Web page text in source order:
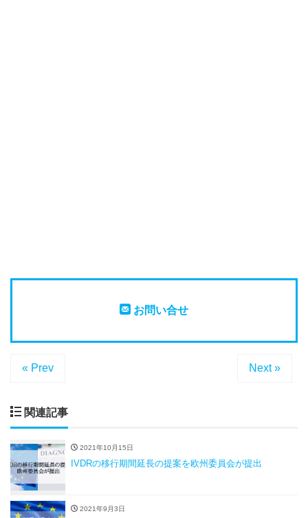
お問い合せ
« Prev Next »
関連記事
2021年10月15日
IVDRの移行期間延長の提案を欧州委員会が提出
2021年9月3日